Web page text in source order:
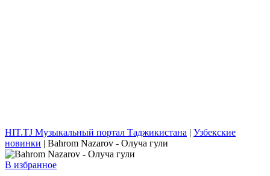
HIT.TJ Музыкальный портал Таджикистана | Узбекские
новинки | Bahrom Nazarov - Олуча гули
В избранное